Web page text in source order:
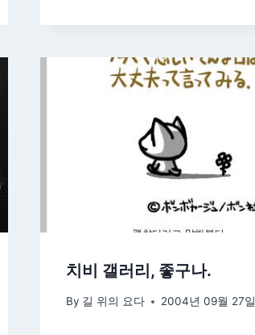
치비 갤러리, 좋구나.
By 길 위의 요다 2004년 09월 27일